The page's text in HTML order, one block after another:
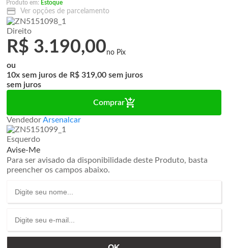
Produto em: Estoque
Ver opções de parcelamento
Direito
R$ 3.190,00
ou
10x
de R$ 319,00
sem juros
Comprar
VendedorArsenalcar
Esquerdo
Avise-Me
Para ser avisado da disponibilidade deste Produto, basta
preencher os campos abaixo.